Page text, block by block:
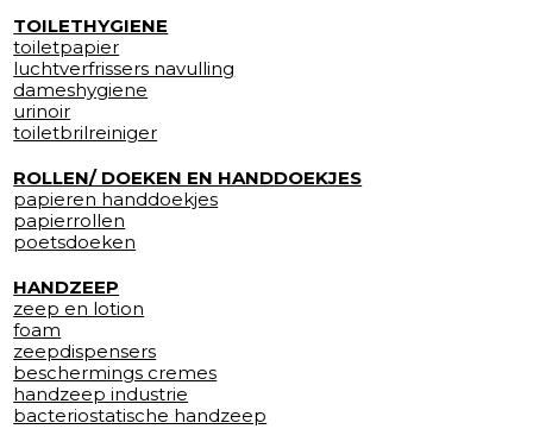
TOILETHYGIENE
toiletpapier
luchtverfrissers navulling
dameshygiene
urinoir
toiletbrilreiniger
ROLLEN/ DOEKEN EN HANDDOEKJES
papieren handdoekjes
papierrollen
poetsdoeken
HANDZEEP
zeep en lotion
foam
zeepdispensers
beschermings cremes
handzeep industrie
bacteriostatische handzeep